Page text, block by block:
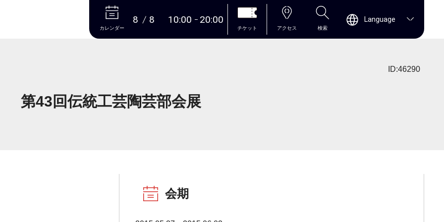
本文へ
カレンダー
8 8 10:00 20:00
チケット アクセス 検索
Language
ID:46290
第43回伝統工芸陶芸部会展
会期